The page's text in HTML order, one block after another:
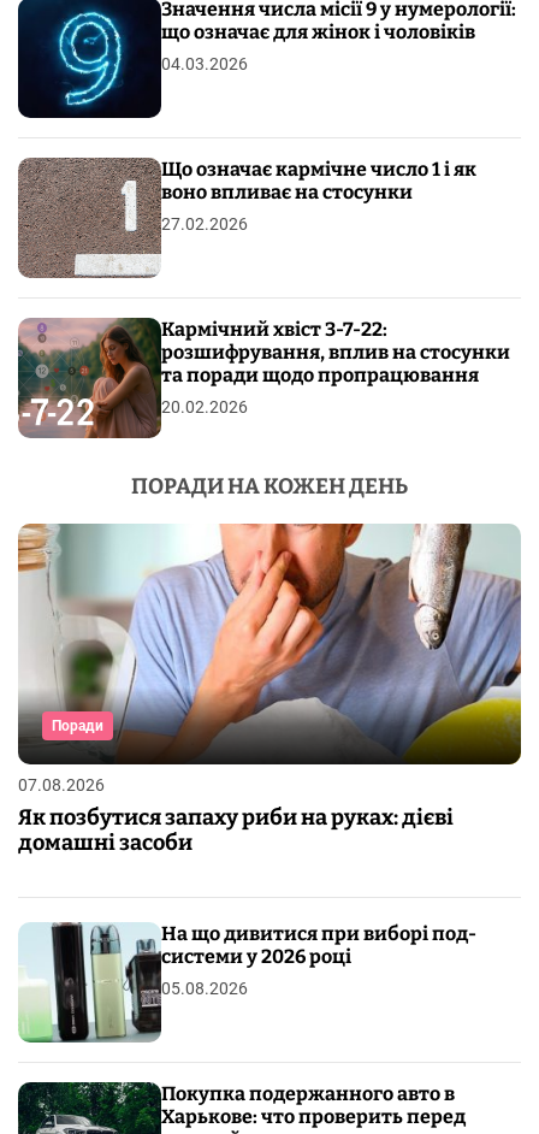
Значення числа місії 9 у нумерології:
що означає для жінок і чоловіків
04.03.2026
Що означає кармічне число 1 і як
воно впливає на стосунки
27.02.2026
Кармічний хвіст 3-7-22:
розшифрування, вплив на стосунки
та поради щодо пропрацювання
20.02.2026
ПОРАДИ НА КОЖЕН ДЕНЬ
Поради
07.08.2026
Як позбутися запаху риби на руках: дієві
домашні засоби
На що дивитися при виборі под-
системи у 2026 році
05.08.2026
Покупка подержанного авто в
Харькове: что проверить перед